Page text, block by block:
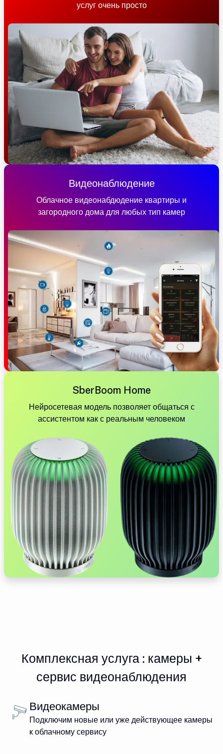
услуг очень просто
Видеонаблюдение
Облачное видеонабдюдение квартиры и
загородного дома для любых тип камер
SberBoom Home
Нейросетевая модель позволяет общаться с
ассистентом как с реальным человеком
Комплексная услуга : камеры +
сервис видеонаблюдения
Видеокамеры
Подключим новые или уже действующее камеры
к облачному сервису